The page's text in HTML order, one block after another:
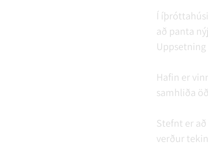
Í
að panta
Hafin er
samhliða
Stefnt er
verður